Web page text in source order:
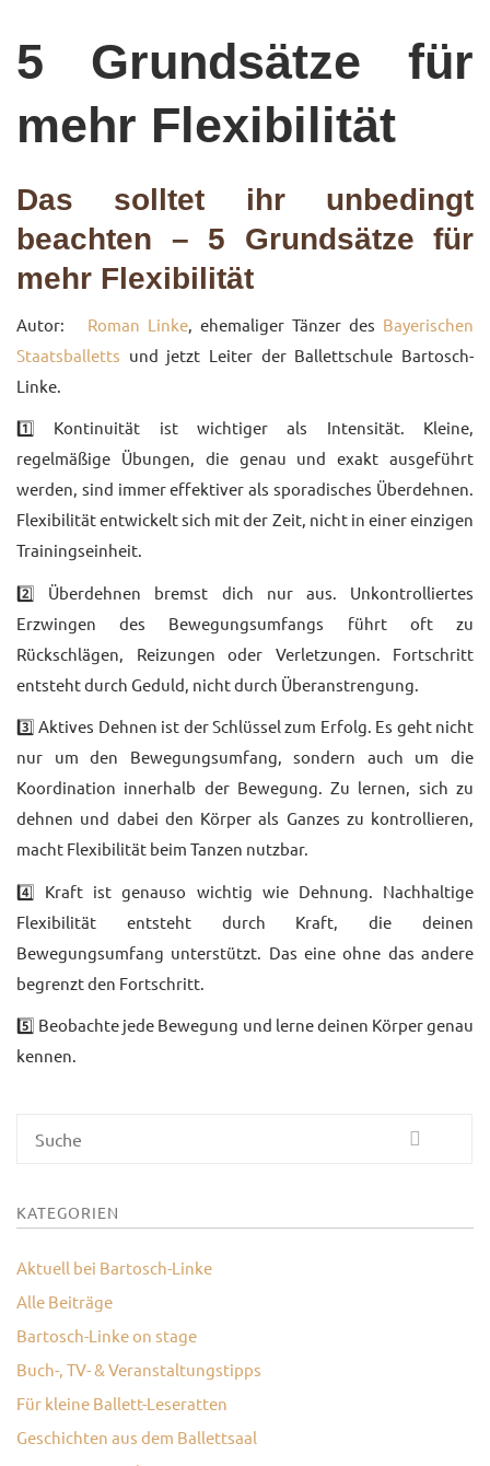
UNSERE PREISE
IM BALLETTSAAL
TÄNZER/-IN
MEDIATHEK
PRESSE
FAQ
BALLETTBLOG
KONTAKT
5 Grundsätze für
mehr Flexibilität
Das solltet ihr unbedingt
beachten – 5 Grundsätze für
mehr Flexibilität
Autor: Roman Linke , ehemaliger Tänzer des Bayerischen
Staatsballetts und jetzt Leiter der Ballettschule Bartosch-
Linke.
1️⃣ Kontinuität ist wichtiger als Intensität. Kleine,
regelmäßige Übungen, die genau und exakt ausgeführt
werden, sind immer effektiver als sporadisches Überdehnen.
Flexibilität entwickelt sich mit der Zeit, nicht in einer einzigen
Trainingseinheit.
2️⃣ Überdehnen bremst dich nur aus. Unkontrolliertes
Erzwingen des Bewegungsumfangs führt oft zu
Rückschlägen, Reizungen oder Verletzungen. Fortschritt
entsteht durch Geduld, nicht durch Überanstrengung.
3️⃣ Aktives Dehnen ist der Schlüssel zum Erfolg. Es geht nicht
nur um den Bewegungsumfang, sondern auch um die
Koordination innerhalb der Bewegung. Zu lernen, sich zu
dehnen und dabei den Körper als Ganzes zu kontrollieren,
macht Flexibilität beim Tanzen nutzbar.
4️⃣ Kraft ist genauso wichtig wie Dehnung. Nachhaltige
Flexibilität entsteht durch Kraft, die deinen
Bewegungsumfang unterstützt. Das eine ohne das andere
begrenzt den Fortschritt.
5️⃣ Beobachte jede Bewegung und lerne deinen Körper genau
kennen.
Suche
KATEGORIEN
Aktuell bei Bartosch-Linke
Alle Beiträge
Bartosch-Linke on stage
Buch-, TV- & Veranstaltungstipps
Für kleine Ballett-Leseratten
Geschichten aus dem Ballettsaal